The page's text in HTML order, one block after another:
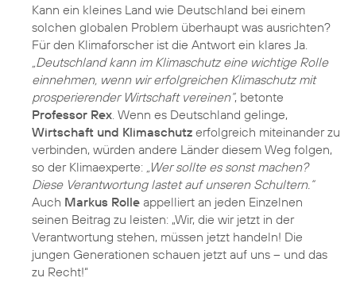
Kann ein kleines Land wie Deutschland bei einem
solchen globalen Problem überhaupt was ausrichten?
Für den Klimaforscher ist die Antwort ein klares Ja.
„Deutschland kann im Klimaschutz eine wichtige Rolle
einnehmen, wenn wir erfolgreichen Klimaschutz mit
prosperierender Wirtschaft vereinen“, betonte
Professor Rex . Wenn es Deutschland gelinge,
Wirtschaft und Klimaschutz erfolgreich miteinander zu
verbinden, würden andere Länder diesem Weg folgen,
so der Klimaexperte: „Wer sollte es sonst machen?
Diese Verantwortung lastet auf unseren Schultern.“
Auch Markus Rolle appelliert an jeden Einzelnen
seinen Beitrag zu leisten: „Wir, die wir jetzt in der
Verantwortung stehen, müssen jetzt handeln! Die
jungen Generationen schauen jetzt auf uns – und das
zu Recht!“